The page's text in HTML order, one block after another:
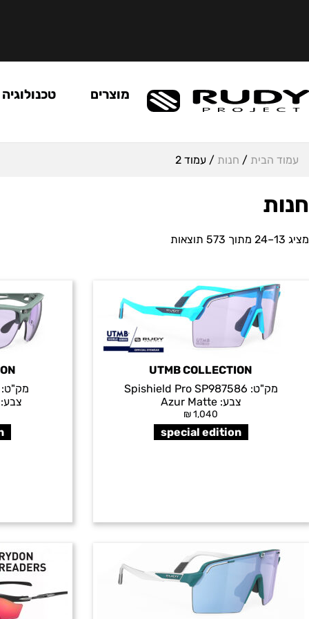
מוצרים טכנולוגיה
עמוד הבית / חנות / עמוד 2
חנות
מציג 13–24 מתוך 573 תוצאות
UTMB COLLECTION
מק"ט: Spishield Pro SP987586
צבע:Azur Matte
₪1,040
special edition